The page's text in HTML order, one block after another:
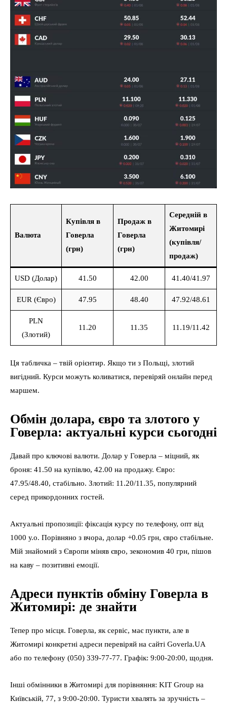
Валюта
Купівля в
Говерла
(грн)
Продаж в
Говерла
(грн)
Середній в
Житомирі
(купівля/
продаж)
USD (Долар) 41.50 42.00 41.40/41.97
EUR (Євро) 47.95 48.40 47.92/48.61
PLN
(Злотий)
11.20 11.35 11.19/11.42
Ця табличка – твій орієнтир. Якщо ти з Польщі, злотий
вигідний. Курси можуть коливатися, перевіряй онлайн перед
маршем.
Обмін долара, євро та злотого у
Говерла: актуальні курси сьогодні
Давай про ключові валюти. Долар у Говерла – міцний, як
броня: 41.50 на купівлю, 42.00 на продажу. Євро:
47.95/48.40, стабільно. Злотий: 11.20/11.35, популярний
серед прикордонних гостей.
Актуальні пропозиції: фіксація курсу по телефону, опт від
1000 у.о. Порівняно з вчора, долар +0.05 грн, євро стабільне.
Мій знайомий з Європи міняв євро, зекономив 40 грн, пішов
на каву – позитивні емоції.
Адреси пунктів обміну Говерла в
Житомирі: де знайти
Тепер про місця. Говерла, як сервіс, має пункти, але в
Житомирі конкретні адреси перевіряй на сайті Goverla.UA
або по телефону (050) 339-77-77. Графік: 9:00-20:00, щодня.
Інші обмінники в Житомирі для порівняння: KIT Group на
Київській, 77, з 9:00-20:00. Туристи хвалять за зручність –